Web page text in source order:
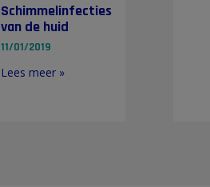
Schimmelinfecties
van de huid
11/01/2019
Lees meer »